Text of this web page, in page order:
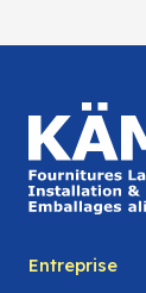
Entreprise